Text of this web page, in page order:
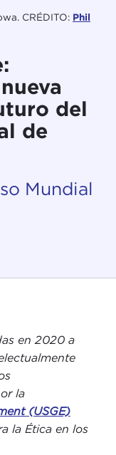
CRÉDITO: Phil
del
de
Mundial
en 2020 a
la
(USGE)
la Ética en los